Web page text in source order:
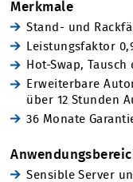
Merkmale
Stand- und
Leistungsfaktor
Hot-Swap,
Erweiterbare
über 12 Stunden
36 Monate
Sensible Server